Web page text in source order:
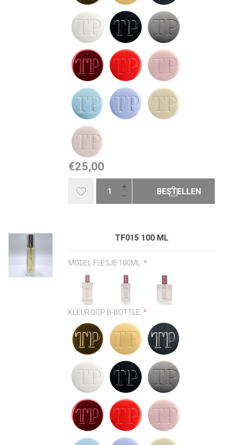
€25,00
BESTELLEN
TF015 100 ML
MODEL FLESJE 100ML:*
KLEUR DOP B-BOTTLE:*